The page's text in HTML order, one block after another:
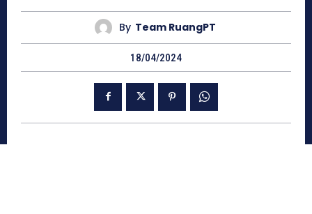
By Team RuangPT
18/04/2024